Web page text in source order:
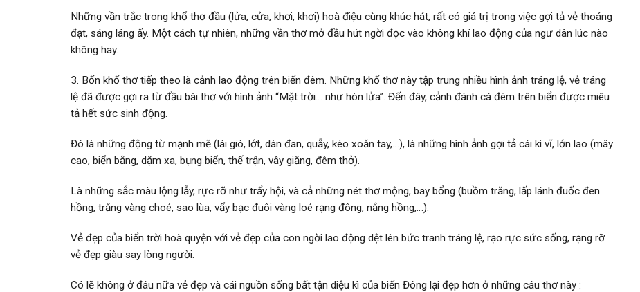
Những vần trắc trong khổ thơ đầu (lửa, cửa, khơi, khơi) hoà điệu cùng khúc hát, rất có giá trị trong việc gợi tả vẻ thoáng
đạt, sáng láng ấy. Một cách tự nhiên, những vần thơ mở đầu hút ng­ời đọc vào không khí lao động của ngư­ dân lúc nào
không hay.
3. Bốn khổ thơ tiếp theo là cảnh lao động trên biển đêm. Những khổ thơ này tập trung nhiều hình ảnh tráng lệ, vẻ tráng
lệ đã đ­ược gợi ra từ đầu bài thơ với hình ảnh “Mặt trời… như hòn lửa”. Đến đây, cảnh đánh cá đêm trên biển được miêu
tả hết sức sinh động.
Đó là những động từ mạnh mẽ (lái gió, l­ớt, dàn đan, quẫy, kéo xoăn tay,…), là những hình ảnh gợi tả cái kì vĩ, lớn lao (mây
cao, biển bằng, dặm xa, bụng biển, thế trận, vây giăng, đêm thở).
Là những sắc màu lộng lẫy, rực rỡ như­ trẩy hội, và cả những nét thơ mộng, bay bổng (buồm trăng, lấp lánh đuốc đen
hồng, trăng vàng choé, sao lùa, vẩy bạc đuôi vàng loé rạng đông, nắng hồng,…).
Vẻ đẹp của biển trời hoà quyện với vẻ đẹp của con ng­ời lao động dệt lên bức tranh tráng lệ, rạo rực sức sống, rạng rỡ
vẻ đẹp giàu say lòng ngư­ời.
Có lẽ không ở đâu nữa vẻ đẹp và cái nguồn sống bất tận diệu kì của biển Đông lại đẹp hơn ở những câu thơ này :